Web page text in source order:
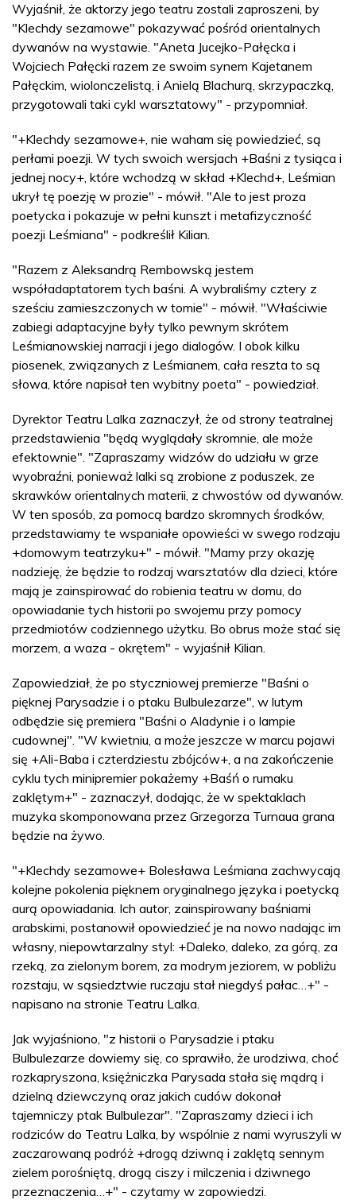
Wyjaśnił, że aktorzy jego teatru zostali zaproszeni, by
"Klechdy sezamowe" pokazywać pośród orientalnych
dywanów na wystawie. "Aneta Jucejko-Pałęcka i
Wojciech Pałęcki razem ze swoim synem Kajetanem
Pałęckim, wiolonczelistą, i Anielą Blachurą, skrzypaczką,
przygotowali taki cykl warsztatowy" - przypomniał.
"+Klechdy sezamowe+, nie waham się powiedzieć, są
perłami poezji. W tych swoich wersjach +Baśni z tysiąca i
jednej nocy+, które wchodzą w skład +Klechd+, Leśmian
ukrył tę poezję w prozie" - mówił. "Ale to jest proza
poetycka i pokazuje w pełni kunszt i metafizyczność
poezji Leśmiana" - podkreślił Kilian.
"Razem z Aleksandrą Rembowską jestem
współadaptatorem tych baśni. A wybraliśmy cztery z
sześciu zamieszczonych w tomie" - mówił. "Właściwie
zabiegi adaptacyjne były tylko pewnym skrótem
Leśmianowskiej narracji i jego dialogów. I obok kilku
piosenek, związanych z Leśmianem, cała reszta to są
słowa, które napisał ten wybitny poeta" - powiedział.
Dyrektor Teatru Lalka zaznaczył, że od strony teatralnej
przedstawienia "będą wyglądały skromnie, ale może
efektownie". "Zapraszamy widzów do udziału w grze
wyobraźni, ponieważ lalki są zrobione z poduszek, ze
skrawków orientalnych materii, z chwostów od dywanów.
W ten sposób, za pomocą bardzo skromnych środków,
przedstawiamy te wspaniałe opowieści w swego rodzaju
+domowym teatrzyku+" - mówił. "Mamy przy okazję
nadzieję, że będzie to rodzaj warsztatów dla dzieci, które
mają je zainspirować do robienia teatru w domu, do
opowiadanie tych historii po swojemu przy pomocy
przedmiotów codziennego użytku. Bo obrus może stać się
morzem, a waza - okrętem" - wyjaśnił Kilian.
Zapowiedział, że po styczniowej premierze "Baśni o
pięknej Parysadzie i o ptaku Bulbulezarze", w lutym
odbędzie się premiera "Baśni o Aladynie i o lampie
cudownej". "W kwietniu, a może jeszcze w marcu pojawi
się +Ali-Baba i czterdziestu zbójców+, a na zakończenie
cyklu tych minipremier pokażemy +Baśń o rumaku
zaklętym+" - zaznaczył, dodając, że w spektaklach
muzyka skomponowana przez Grzegorza Turnaua grana
będzie na żywo.
"+Klechdy sezamowe+ Bolesława Leśmiana zachwycają
kolejne pokolenia pięknem oryginalnego języka i poetycką
aurą opowiadania. Ich autor, zainspirowany baśniami
arabskimi, postanowił opowiedzieć je na nowo nadając im
własny, niepowtarzalny styl: +Daleko, daleko, za górą, za
rzeką, za zielonym borem, za modrym jeziorem, w pobliżu
rozstaju, w sąsiedztwie ruczaju stał niegdyś pałac…+" -
napisano na stronie Teatru Lalka.
Jak wyjaśniono, "z historii o Parysadzie i ptaku
Bulbulezarze dowiemy się, co sprawiło, że urodziwa, choć
rozkapryszona, księżniczka Parysada stała się mądrą i
dzielną dziewczyną oraz jakich cudów dokonał
tajemniczy ptak Bulbulezar". "Zapraszamy dzieci i ich
rodziców do Teatru Lalka, by wspólnie z nami wyruszyli w
zaczarowaną podróż +drogą dziwną i zaklętą sennym
zielem porośniętą, drogą ciszy i milczenia i dziwnego
przeznaczenia…+" - czytamy w zapowiedzi.